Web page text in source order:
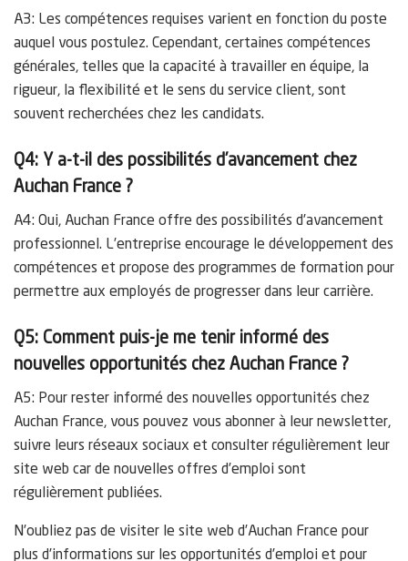
A3: Les compétences requises varient en fonction du poste
auquel vous postulez. Cependant, certaines compétences
générales, telles que la capacité à travailler en équipe, la
rigueur, la flexibilité et le sens du service client, sont
souvent recherchées chez les candidats.
Q4: Y a-t-il des possibilités d’avancement chez
Auchan France ?
A4: Oui, Auchan France offre des possibilités d’avancement
professionnel. L’entreprise encourage le développement des
compétences et propose des programmes de formation pour
permettre aux employés de progresser dans leur carrière.
Q5: Comment puis-je me tenir informé des
nouvelles opportunités chez Auchan France ?
A5: Pour rester informé des nouvelles opportunités chez
Auchan France, vous pouvez vous abonner à leur newsletter,
suivre leurs réseaux sociaux et consulter régulièrement leur
site web car de nouvelles offres d’emploi sont
régulièrement publiées.
N’oubliez pas de visiter le site web d’Auchan France pour
plus d’informations sur les opportunités d’emploi et pour